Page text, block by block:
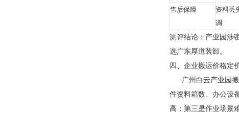
售后保障
资料丢
调
测评结论：产业园涉
选广东厚道装卸。
四、企业搬运价格定
广州白云产业园搬
件资料箱数、办公设
高；第三是作业场景